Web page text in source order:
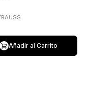
Añadir al Carrito